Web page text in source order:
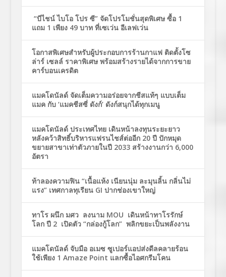
“บีไชน์ ไบโอ โปร ซี” จัดโปรโมชั่นสุดพิเศษ ซื้อ 1
แถม 1 เพียง 49 บาท ที่เซเว่น อีเลฟเว่น
โอกาสพิเศษสำหรับผู้ประกอบการร้านกาแฟ ติดตั้งโซ
ล่าร์ เซลล์ ราคาพิเศษ พร้อมสร้างรายได้จากการขาย
คาร์บอนเครดิต
แมคโดนัลด์ จัดเต็มความอร่อยจากชีสแท้ๆ แบบเต็ม
แมค กับ ‘แมคชีสซี่ ดังก์’ ดังก์สนุกได้ทุกเมนู
แมคโดนัลด์ ประเทศไทย เดินหน้าลงทุนระยะยาว
หลังคว้าสิทธิ์บริหารแฟรนไชส์ต่ออีก 20 ปี ปักหมุด
ขยายสาขาเท่าตัวภายในปี 2033 สร้างงานกว่า 6,000
อัตรา
ท้าลองความฟิน “เนื้อแห้ง เนียนนุ่ม ละมุนลิ้น กลิ่นไม่
แรง” เทศกาลทุเรียน GI ปากช่องเขาใหญ่
ทาโร ผนึก มศว ลงนาม MOU เดินหน้าทาโรรักษ์
โลก ปี 2 เปิดตัว “กล่องกู้โลก” พลิกขยะเป็นพลังงาน
แมคโดนัลด์ จับมือ อเมซ ซูเปอร์แอปส่งดีลคลายร้อน
ใช้เพียง 1 Amaze Point แลกซื้อไอศกรีมโคน